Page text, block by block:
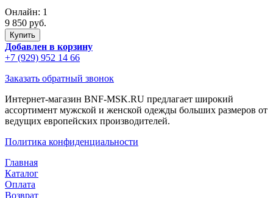
Онлайн: 1
9 850 руб.
Добавлен в корзину
+7 (929) 952 14 66
Заказать обратный звонок
Интернет-магазин BNF-MSK.RU предлагает широкий
ассортимент мужской и женской одежды больших размеров от
ведущих европейских производителей.
Политика конфиденциальности
Главная
Каталог
Оплата
Возврат